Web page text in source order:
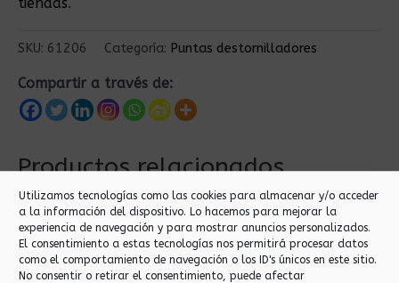
Utilizamos tecnologías como las cookies para almacenar y/o acceder
a la información del dispositivo. Lo hacemos para mejorar la
experiencia de navegación y para mostrar anuncios personalizados.
El consentimiento a estas tecnologías nos permitirá procesar datos
como el comportamiento de navegación o los ID's únicos en este sitio.
No consentir o retirar el consentimiento, puede afectar
SKU: 61206 Categoría: Puntas destornilladores
Compartir a través de:
Productos relacionados